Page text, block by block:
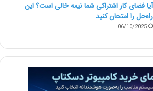
آیا فضای کار اشتراکی شما نیمه‌ خالی است؟ این
راه‌حل را امتحان کنید
06/10/2025